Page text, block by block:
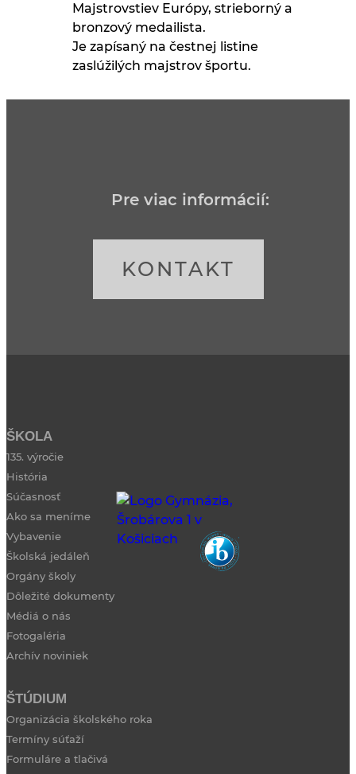
Majstrovstiev Európy, strieborný a
bronzový medailista.
Je zapísaný na čestnej listine
zaslúžilých majstrov športu.
Pre viac informácií:
KONTAKT
ŠKOLA
135. výročie
História
Súčasnosť
Ako sa meníme
Vybavenie
Školská jedáleň
Orgány školy
Dôležité dokumenty
Médiá o nás
Fotogaléria
Archív noviniek
ŠTÚDIUM
Organizácia školského roka
Termíny súťaží
Formuláre a tlačivá